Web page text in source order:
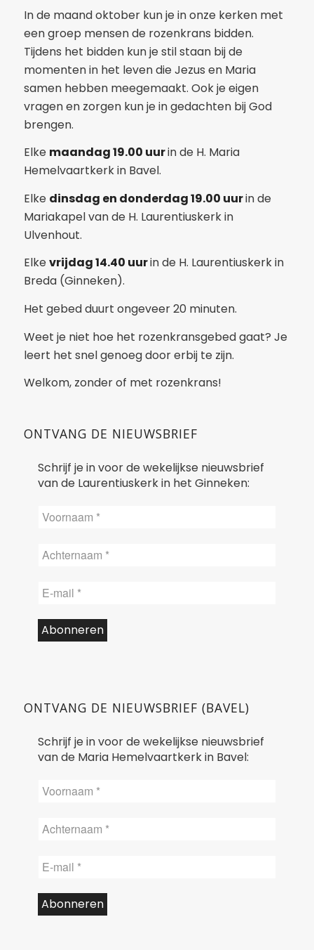
In de maand oktober kun je in onze kerken met
een groep mensen de rozenkrans bidden.
Tijdens het bidden kun je stil staan bij de
momenten in het leven die Jezus en Maria
samen hebben meegemaakt. Ook je eigen
vragen en zorgen kun je in gedachten bij God
brengen.
Elke maandag 19.00 uurin de H. Maria
Hemelvaartkerk in Bavel.
Elke dinsdag en donderdag 19.00 uurin de
Mariakapel van de H. Laurentiuskerk in
Ulvenhout.
Elke vrijdag 14.40 uurin de H. Laurentiuskerk in
Breda (Ginneken).
Het gebed duurt ongeveer 20 minuten.
Weet je niet hoe het rozenkransgebed gaat? Je
leert het snel genoeg door erbij te zijn.
Welkom, zonder of met rozenkrans!
ONTVANG DE NIEUWSBRIEF
Schrijf je in voor de wekelijkse nieuwsbrief
van de Laurentiuskerk in het Ginneken:
ONTVANG DE NIEUWSBRIEF (BAVEL)
Schrijf je in voor de wekelijkse nieuwsbrief
van de Maria Hemelvaartkerk in Bavel: